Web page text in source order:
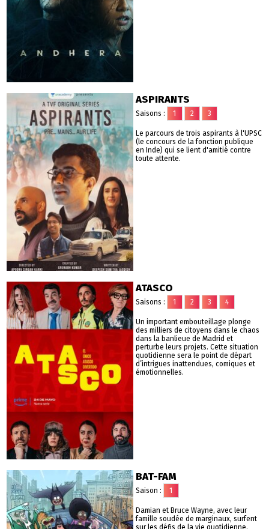
ASPIRANTS
Saisons : 1 2 3
Le parcours de trois aspirants à l'UPSC
(le concours de la fonction publique
en Inde) qui se lient d'amitié contre
toute attente.
ATASCO
Saisons : 1 2 3 4
Un important embouteillage plonge
des milliers de citoyens dans le chaos
dans la banlieue de Madrid et
perturbe leurs projets. Cette situation
quotidienne sera le point de départ
d’intrigues inattendues, comiques et
émotionnelles.
BAT-FAM
Saison : 1
Damian et Bruce Wayne, avec leur
famille soudée de marginaux, surfent
sur les défis de la vie quotidienne,